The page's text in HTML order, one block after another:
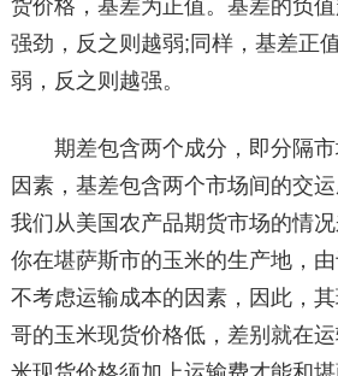
货价格，基差为正值。基差的负
强劲，反之则越弱;同样，基差正
弱，反之则越强。
期差包含两个成分，即分隔市
因素，基差包含两个市场间的交运
我们从美国农产品期货市场的情
你在堪萨斯市的玉米的生产地，
不考虑运输成本的因素，因此，
哥的玉米现货价格低，差别就在